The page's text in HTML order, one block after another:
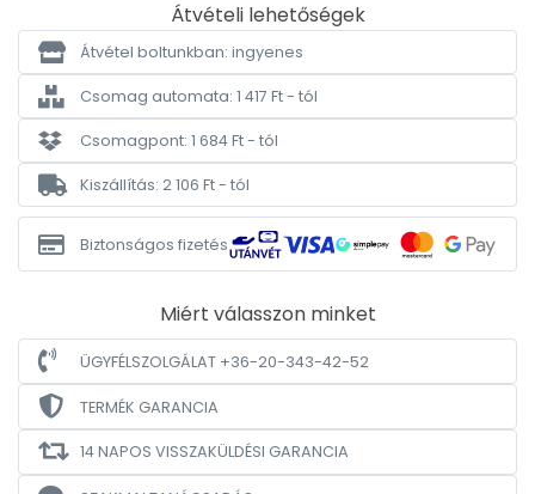
Átvételi lehetőségek
Átvétel boltunkban: ingyenes
Csomag automata: 1 417 Ft - tól
Csomagpont: 1 684 Ft - tól
Kiszállítás: 2 106 Ft - tól
Biztonságos fizetés
Miért válasszon minket
ÜGYFÉLSZOLGÁLAT +36-20-343-42-52
TERMÉK GARANCIA
14 NAPOS VISSZAKÜLDÉSI GARANCIA